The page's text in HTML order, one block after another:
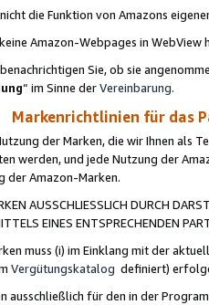
die Funktion von Amazons
Amazon-Webpages in WebView
Sie, ob sie
“ im Sinne derVereinbarung.
Markenrichtlinien für das
der Marken, die wir Ihnen als
werden, und jede Nutzung der
der Amazon-Marken.
AUSSCHLIESSLICH DURCH
EINES ENTSPRECHENDEN
muss (i) im Einklang mit der
Vergütungskatalog definiert)
ausschließlich für den in der